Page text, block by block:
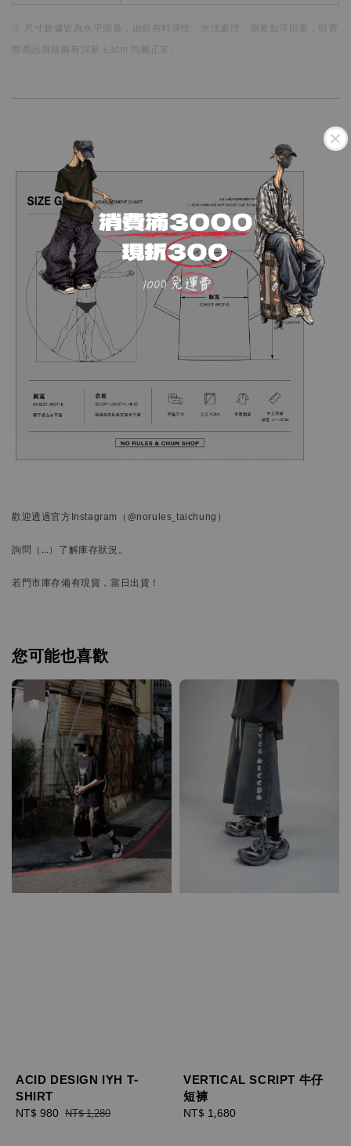
※ 尺寸數據皆為水平測量， 由於布料彈性、水洗處理、測量點等因素，
際商品規格略有誤差 ±3cm 均屬正常。
歡迎透過官方Instagram （@norules_taichung）
詢問 （…） 了解庫存狀況。
若門市庫存備有現貨，當日出貨！
您可能也喜歡
ACID DESIGN IYH T-
SHIRT
Sale
NT$ 980 Regular
NT$ 1,280
VERTICAL SCRIPT 牛仔
短褲
Regular
NT$ 1,680